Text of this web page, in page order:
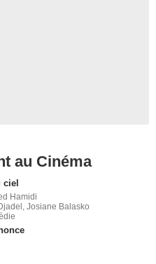
au Cinéma
ciel
Hamidi
Josiane Balasko